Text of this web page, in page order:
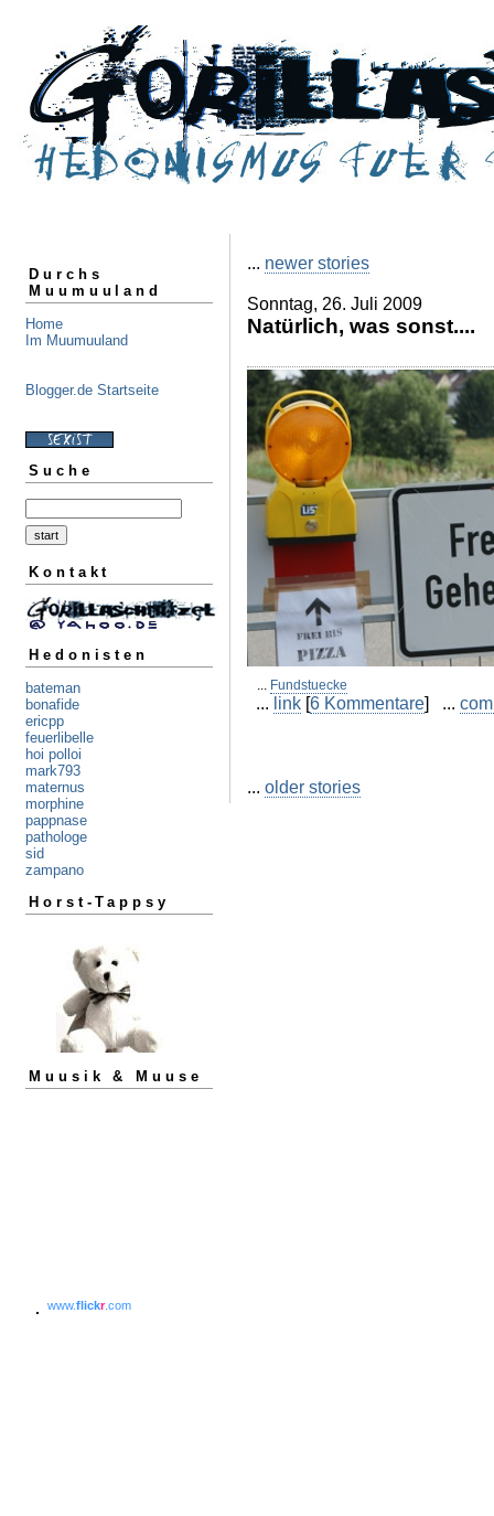
Durchs
Muumuuland
Home
Im Muumuuland
Blogger.de Startseite
Suche
Kontakt
Hedonisten
bateman
bonafide
ericpp
feuerlibelle
hoi polloi
mark793
maternus
morphine
pappnase
pathologe
sid
zampano
Horst-Tappsy
Muusik & Muuse
www.flickr.com
... newer stories
Sonntag, 26. Juli 2009
Natürlich, was sonst....
... Fundstuecke
... link [6 Kommentare] ...
... older stories